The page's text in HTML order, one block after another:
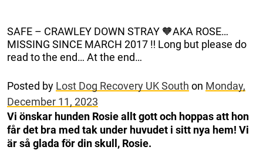
SAFE – CRAWLEY DOWN STRAY 🧡AKA ROSE…
MISSING SINCE MARCH 2017 ‼️ Long but please do
read to the end… At the end…
Posted by Lost Dog Recovery UK South on Monday,
December 11, 2023
Vi önskar hunden Rosie allt gott och hoppas att hon
får det bra med tak under huvudet i sitt nya hem! Vi
är så glada för din skull, Rosie.